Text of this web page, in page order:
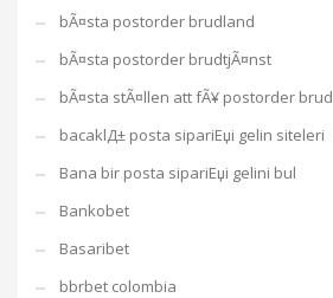
bÃ¤sta postorder brudland
bÃ¤sta postorder brudtjÃ¤nst
bÃ¤sta stÃ¤llen att fÃ¥ postorder brud
bacaklД± posta sipariЕџi gelin siteleri
Bana bir posta sipariЕџi gelini bul
Bankobet
Basaribet
bbrbet colombia